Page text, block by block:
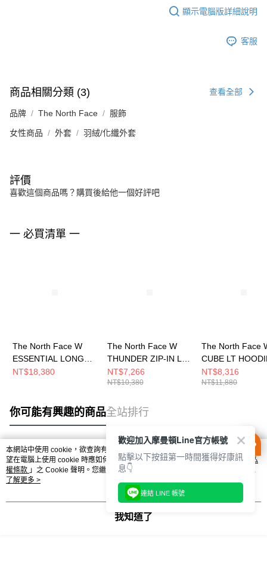
顯示電腦版詳細說明
客服
商品相關分類 (3) 查看全部
品牌 The North Face 服飾
女性商品 外套 羽絨/化纖外套
評價
喜歡這個商品嗎？購買後給他一個好評吧
一 必買清單 一
The North Face W
ESSENTIAL LONG
DOWN - AP 女 羽絨外
NT$18,380
The North Face W
THUNDER ZIP-IN LT
DOWN - AP 女 羽絨外
套 NF0A8DX7JK3
NT$7,266
NT$10,380
The North Face
CUBE LT
DOWN - AP 女
套
NT$8,316
NT$11,880
你可能有興趣的商品全站排行
熱門標籤
本網站中使用 cookie，欲查詢有關本網站使用 cookie 方式之詳情，及若您不希
望在電腦上使用 cookie 時應如何變更電腦的 cookie 設定，請參閱本網站「
隱私
權條款 」之 Cookie 聲明。您繼續使用本網站即表示您同意本公司得按本網站使
用條款之 Cookie 聲明使用 cookie。
了解更多 >
我知道了
歡迎加入摩曼頓Line官方帳號
點擊以下按鈕第一時間獲得好康訊
息👇
連結 LINE 帳號